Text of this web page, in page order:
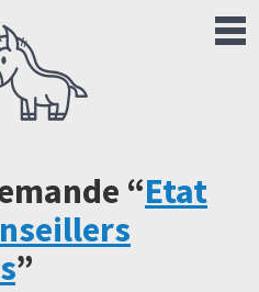
“Etat
”